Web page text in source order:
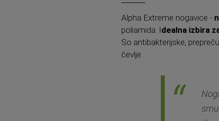
Alpha Extreme nogavice -
poliamida. Idealna izbira
So antibakterijske,
čevlje.